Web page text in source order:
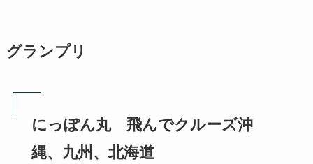
グランプリ
にっぽん丸 飛んでクルーズ沖
縄、九州、北海道